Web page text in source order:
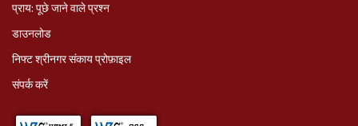
प्राय: पूछे जाने वाले प्रश्‍न
डाउनलोड
निफ्ट श्रीनगर संकाय प्रोफ़ाइल
संपर्क करें